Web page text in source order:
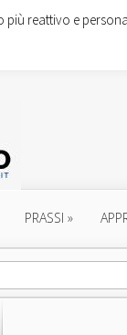
PRASSI »
reattivo e